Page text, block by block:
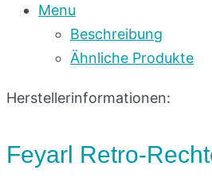
Menu
Beschreibung
Ähnliche Produkte
Herstellerinformationen:
Feyarl Retro-